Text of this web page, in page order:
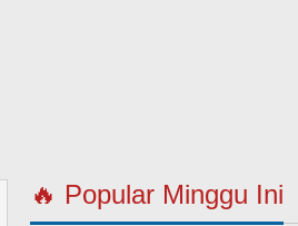
🔥 Popular Minggu Ini